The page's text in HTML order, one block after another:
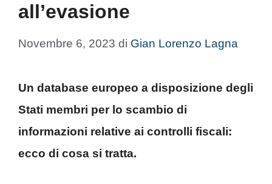
all’evasione
Novembre 6, 2023 di Gian Lorenzo Lagna
Un database europeo a disposizione degli
Stati membri per lo scambio di
informazioni relative ai controlli fiscali:
ecco di cosa si tratta.